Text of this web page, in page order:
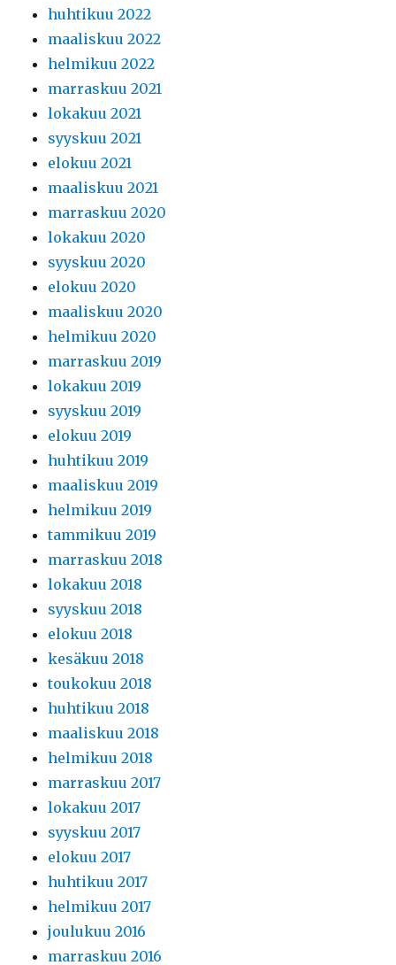
huhtikuu 2022
maaliskuu 2022
helmikuu 2022
marraskuu 2021
lokakuu 2021
syyskuu 2021
elokuu 2021
maaliskuu 2021
marraskuu 2020
lokakuu 2020
syyskuu 2020
elokuu 2020
maaliskuu 2020
helmikuu 2020
marraskuu 2019
lokakuu 2019
syyskuu 2019
elokuu 2019
huhtikuu 2019
maaliskuu 2019
helmikuu 2019
tammikuu 2019
marraskuu 2018
lokakuu 2018
syyskuu 2018
elokuu 2018
kesäkuu 2018
toukokuu 2018
huhtikuu 2018
maaliskuu 2018
helmikuu 2018
marraskuu 2017
lokakuu 2017
syyskuu 2017
elokuu 2017
huhtikuu 2017
helmikuu 2017
joulukuu 2016
marraskuu 2016